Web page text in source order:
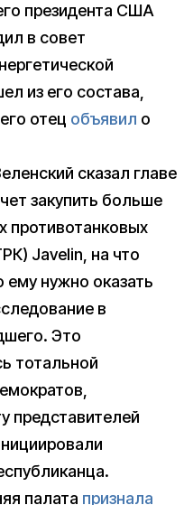
президента США
в совет
из его состава,
отец объявил о
сказал главе
закупить больше
противотанковых
Javelin, на что
ему нужно оказать
в
Это
тотальной
представителей
палата признала